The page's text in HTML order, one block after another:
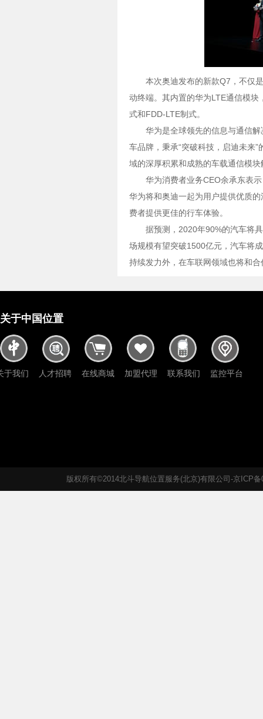
本次奥迪发布的新款Q7，不仅
动终端。其内置的华为LTE通信模
式和FDD-LTE制式。
华为是全球领先的信息与通信
车品牌，秉承“突破科技，启迪未来
域的深厚积累和成熟的车载通信模
华为消费者业务CEO余承东表
华为将和奥迪一起为用户提供优质
费者提供更佳的行车体验。
据预测，2020年90%的汽车将
场规模有望突破1500亿元，汽车将
持续发力外，在车联网领域也将和
关于中国位置
于我们 人才招聘 在线商城 加盟代理 联系我们 监控平台
版权所有©2014北斗导航位置服务(北京)有限公司-京ICP